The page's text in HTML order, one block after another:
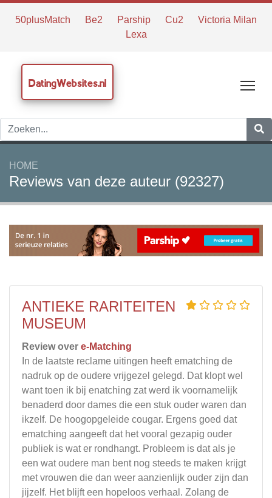
50plusMatch Be2 Parship Cu2
Victoria Milan
Lexa
DatingWebsites.nl
HOME
Reviews van deze auteur (92327)
ANTIEKE RARITEITEN
MUSEUM
Review over e-Matching
In de laatste reclame uitingen heeft ematching de
nadruk op de oudere vrijgezel gelegd. Dat klopt wel
want toen ik bij enatching zat werd ik voornamelijk
benaderd door dames die een stuk ouder waren dan
ikzelf. De hoogopgeleide cougar. Ergens goed dat
ematching aangeeft dat het vooral gezapig ouder
publiek is wat er rondhangt. Probleem is dat als je
een wat oudere man bent nog steeds te maken krijgt
met vrouwen die dan weer aanzienlijk ouder zijn dan
jijzelf. Het blijft een hopeloos verhaal. Zolang de